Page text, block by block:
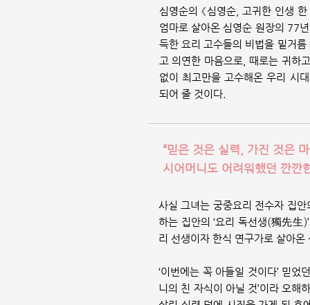
심영순의 《심영순, 고귀한 인생
엄마로 살아온 심영순 원장의 77
득한 요리 고수들의 비법을 밑거름
고 의연한 마음으로, 때로는 귀하
없이 최고만을 고수해온 우리 시
되어 줄 것이다.
“믿은 것은 실력, 가진 것은
시어머니도 어려워했던 깐깐
사실 그녀는 궁중요리 전수자 집
하는 집안의 ‘요리 독선생(獨先生
리 선생이자 한식 연구가로 살아
‘이번에는 꼭 아들일 것이다’ 믿
니의 친 자식이 아닐 것’이라 오